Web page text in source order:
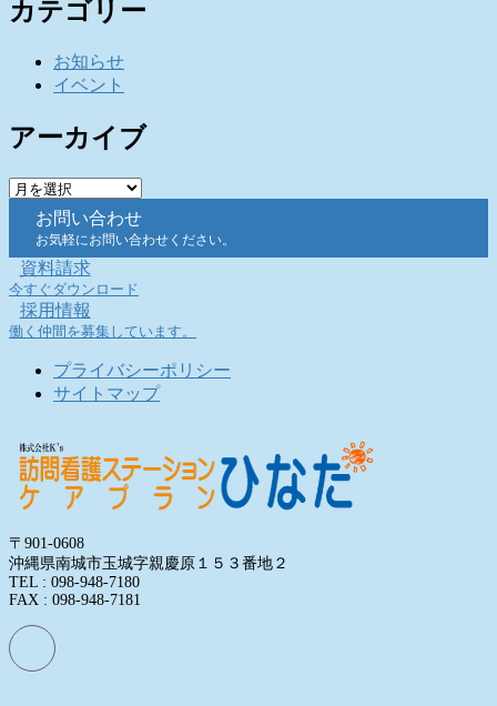
カテゴリー
お知らせ
イベント
アーカイブ
ア
イ
ブ
お問い合わせ
お気軽にお問い合わせください。
資料請求
今すぐダウンロード
採用情報
働く仲間を募集しています。
プライバシーポリシー
サイトマップ
〒901-0608
沖縄県南城市玉城字親慶原１５３番地２
TEL : 098-948-7180
FAX : 098-948-7181